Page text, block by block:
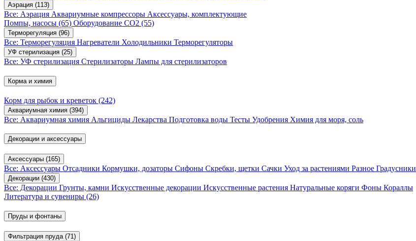
Аэрация (113)
Все: Аэрация Аквариумные компрессоры Аксессуары, комплектующие
Помпы, насосы (65) Оборудование CO2 (55)
Терморегуляция (96)
Все: Терморегуляция Нагреватели Холодильники Терморегуляторы
УФ стерилизация (25)
Все: УФ стерилизация Стерилизаторы Лампы для стерилизаторов
Корма и химия
Корм для рыбок и креветок (242)
Аквариумная химия (394)
Все: Аквариумная химия Альгициды Лекарства Подготовка воды Тесты Удобрения Химия для моря, соль
Декорации и аксессуары
Аксессуары (165)
Все: Аксессуары Отсадники Кормушки, дозаторы Сифоны Скребки, щетки Сачки Уход за растениями Разное Градусники
Декорации (430)
Все: Декорации Грунты, камни Искусственные декорации Искусственные растения Натуральные коряги Фоны Кораллы
Литература и сувениры (26)
Пруды и фонтаны
Фильтрация пруда (71)